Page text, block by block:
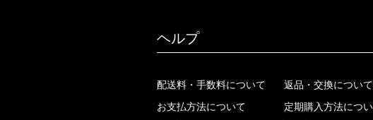
ヘルプ
配送料・手数料について
お支払方法について
返品・交換について
定期購入方法につ